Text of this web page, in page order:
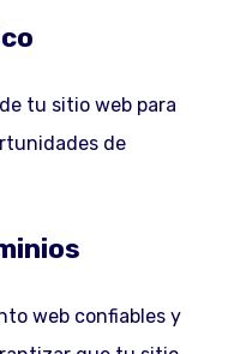
tu sitio web para
de
web confiables y